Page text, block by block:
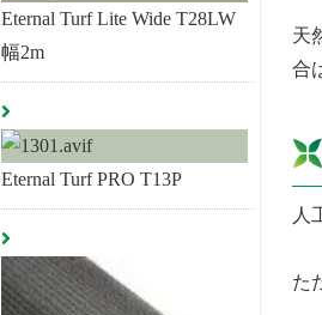
天
合
人
た
Eternal Turf Lite Wide T28LW
幅2m
Eternal Turf PRO T13P